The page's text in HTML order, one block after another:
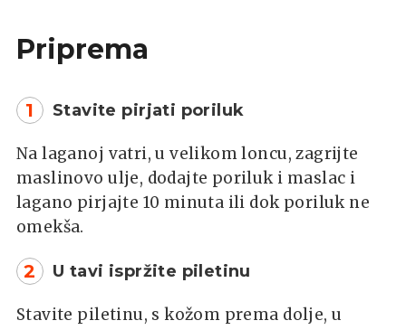
Priprema
1 Stavite pirjati poriluk
Na laganoj vatri, u velikom loncu, zagrijte
maslinovo ulje, dodajte poriluk i maslac i
lagano pirjajte 10 minuta ili dok poriluk ne
omekša.
2 U tavi ispržite piletinu
Stavite piletinu, s kožom prema dolje, u